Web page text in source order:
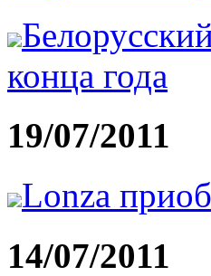
конца года
19/07/2011
Lonza
14/07/2011